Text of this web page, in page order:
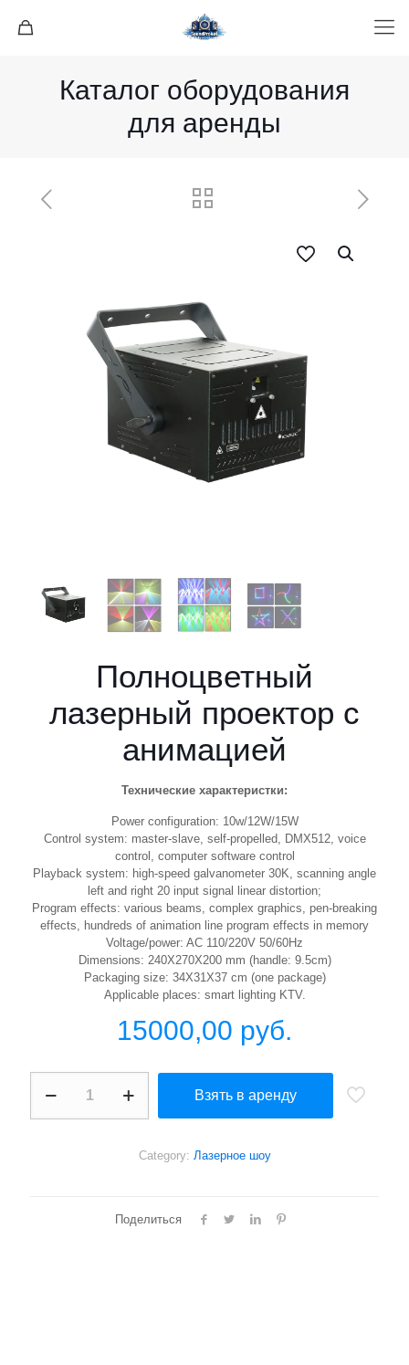
Каталог оборудования
для аренды
Полноцветный
лазерный проектор с
анимацией
Технические характеристки:
Power configuration: 10w/12W/15W
Control system: master-slave, self-propelled, DMX512, voice
control, computer software control
Playback system: high-speed galvanometer 30K, scanning angle
left and right 20 input signal linear distortion;
Program effects: various beams, complex graphics, pen-breaking
effects, hundreds of animation line program effects in memory
Voltage/power: AC 110/220V 50/60Hz
Dimensions: 240X270X200 mm (handle: 9.5cm)
Packaging size: 34X31X37 cm (one package)
Applicable places: smart lighting KTV.
15000,00 руб.
лазерный
проектор
Взять в аренду
Category: Лазерное шоу
Поделиться